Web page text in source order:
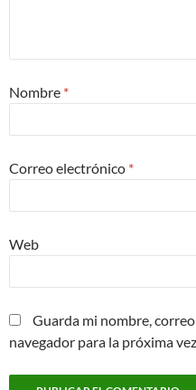
Nombre *
Correo electrónico *
Web
Guarda mi nombre,
navegador para la próxima